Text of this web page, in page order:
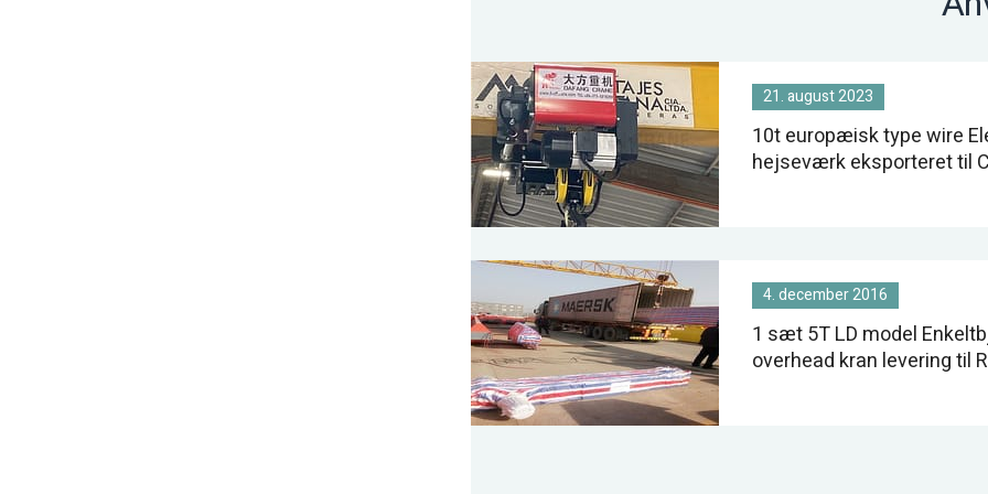
21. august 2023
10t europæisk type wire
hejseværk eksporteret til
4. december 2016
1 sæt 5T LD model
overhead kran levering til